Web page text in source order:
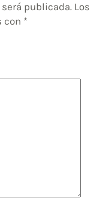
publicada. Los
con *